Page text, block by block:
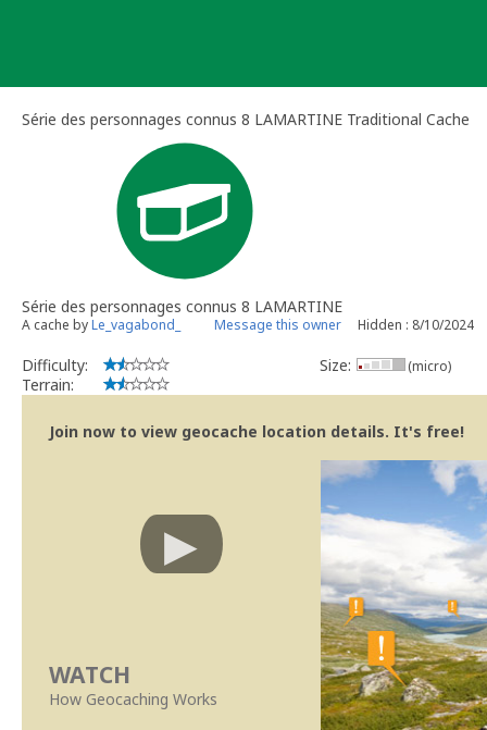
Série des personnages connus 8 LAMARTINE Traditional Cache
Série des personnages connus 8 LAMARTINE
A cache byLe_vagabond_ Message this owner Hidden : 8/10/2024
Difficulty:
Terrain:
Size: (micro)
Join now to view geocache location details. It's free!
WATCH
How Geocaching Works